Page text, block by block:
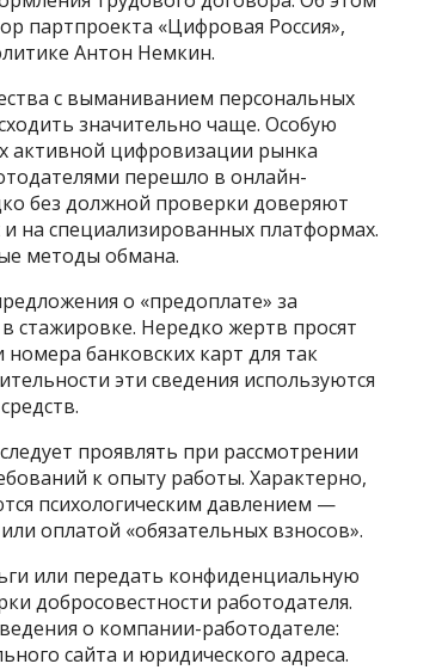
партпроекта «Цифровая Россия»,
Антон Немкин.
с выманиванием персональных
значительно чаще. Особую
активной цифровизации рынка
перешло в онлайн-
без должной проверки доверяют
на специализированных платформах.
методы обмана.
о «предоплате» за
стажировке. Нередко жертв просят
банковских карт для так
эти сведения используются
проявлять при рассмотрении
к опыту работы. Характерно,
психологическим давлением —
оплатой «обязательных взносов».
или передать конфиденциальную
добросовестности работодателя.
о компании-работодателе:
сайта и юридического адреса.